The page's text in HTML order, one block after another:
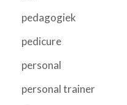
pedagogiek
pedicure
personal
personal trainer